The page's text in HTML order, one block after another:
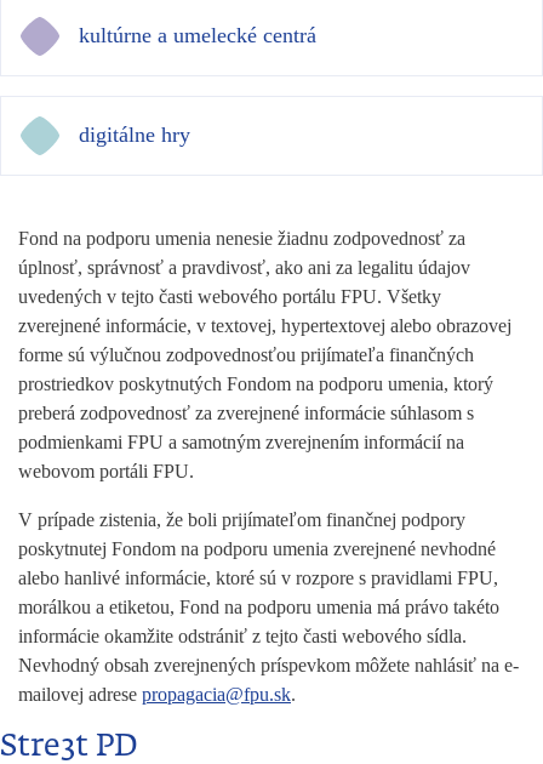
kultúrne a umelecké centrá
digitálne hry
Fond na podporu umenia nenesie žiadnu zodpovednosť za
úplnosť, správnosť a pravdivosť, ako ani za legalitu údajov
uvedených v tejto časti webového portálu FPU. Všetky
zverejnené informácie, v textovej, hypertextovej alebo obrazovej
forme sú výlučnou zodpovednosťou prijímateľa finančných
prostriedkov poskytnutých Fondom na podporu umenia, ktorý
preberá zodpovednosť za zverejnené informácie súhlasom s
podmienkami FPU a samotným zverejnením informácií na
webovom portáli FPU.
V prípade zistenia, že boli prijímateľom finančnej podpory
poskytnutej Fondom na podporu umenia zverejnené nevhodné
alebo hanlivé informácie, ktoré sú v rozpore s pravidlami FPU,
morálkou a etiketou, Fond na podporu umenia má právo takéto
informácie okamžite odstrániť z tejto časti webového sídla.
Nevhodný obsah zverejnených príspevkom môžete nahlásiť na e-
mailovej adrese propagacia@fpu.sk.
Stre3t PD